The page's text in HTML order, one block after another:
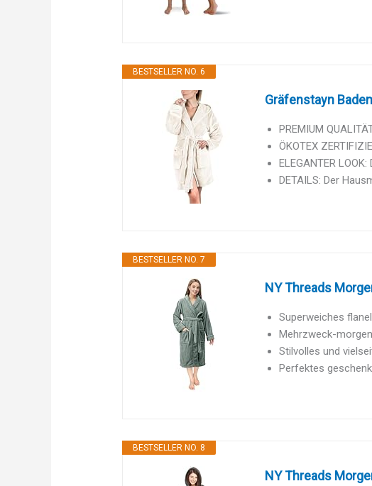
BESTSELLER NO. 6
Gräfenstayn
PREMIUM
ÖKOTEX
ELEGANTER
DETAILS: Der
BESTSELLER NO. 7
NY Threads
Superweiches
Mehrzweck-
Stilvolles und
Perfektes
BESTSELLER NO. 8
NY Threads